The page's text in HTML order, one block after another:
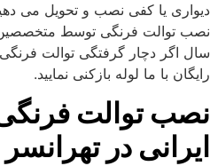
دیواری یا کفی نصب و تحویل می
نصب توالت فرنگی توسط
سال اگر دچار گرفتگی توالت
رایگان با ما لوله بازکنی نمایید.
نصب توالت
ایرانی در تهرانسر